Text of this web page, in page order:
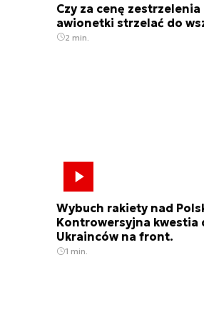
Czy za cenę
awionetki strzelać do
2 min.
Wybuch rakiety nad
Kontrowersyjna kwestia
Ukrainców na front.
1 min.